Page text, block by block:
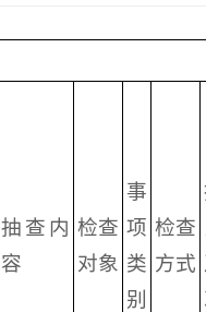
抽查内
容
检查
对象
事
项
类
别
检查
方式